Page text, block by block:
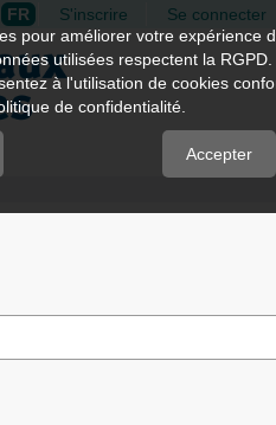
FR S'inscrire Se connecter
pour améliorer votre expérience
utilisées respectent la
à l'utilisation de cookies
de confidentialité.
Accepter